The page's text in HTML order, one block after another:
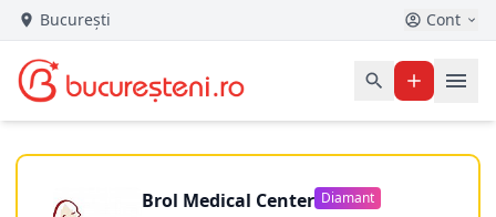
București Cont
Brol Medical Center Diamant